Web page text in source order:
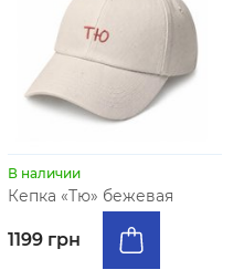
В наличии
Кепка «Тю» бежевая
1199 грн